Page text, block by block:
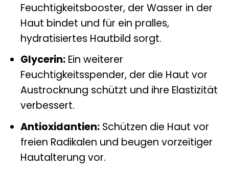
Feuchtigkeitsbooster, der Wasser in der
Haut bindet und für ein pralles,
hydratisiertes Hautbild sorgt.
Glycerin:Ein weiterer
Feuchtigkeitsspender, der die Haut vor
Austrocknung schützt und ihre Elastizität
verbessert.
Antioxidantien:Schützen die Haut vor
freien Radikalen und beugen vorzeitiger
Hautalterung vor.